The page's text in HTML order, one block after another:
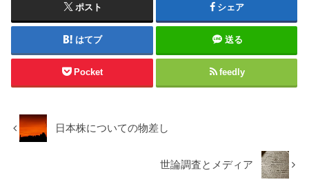
ポスト シェア
はてブ 送る
Pocket feedly
日本株についての物差し
世論調査とメディア